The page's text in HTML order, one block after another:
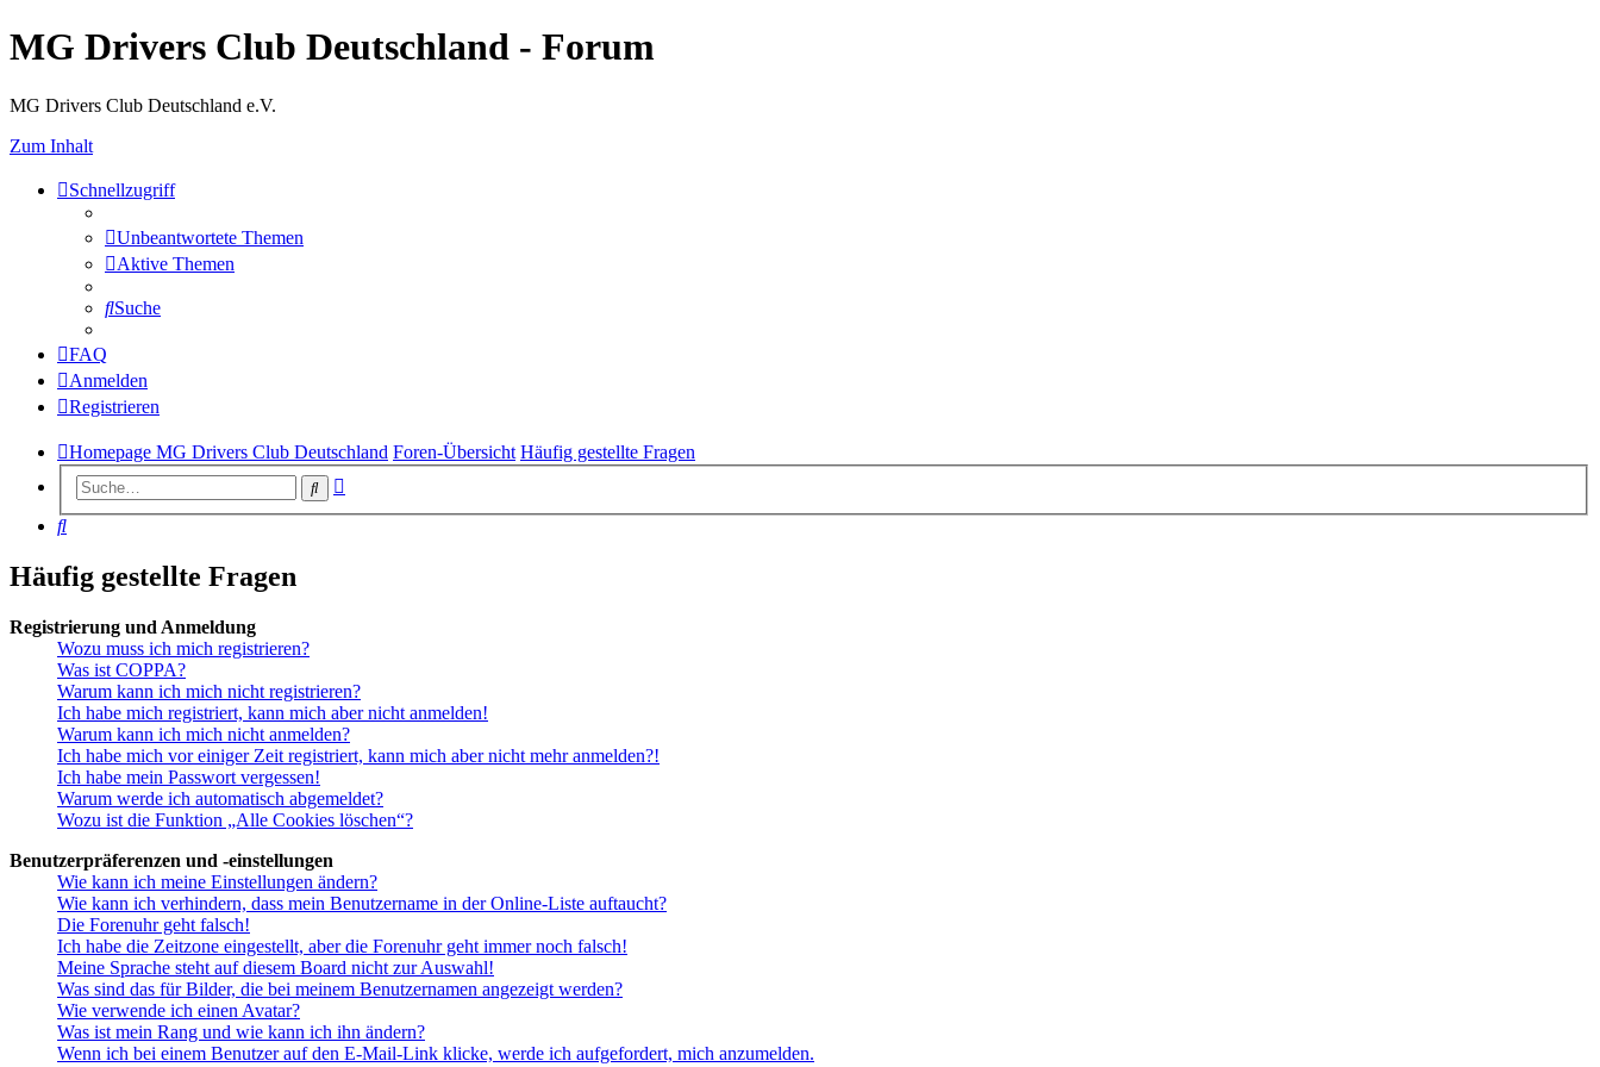
MG Drivers Club Deutschland - Forum
MG Drivers Club Deutschland e.V.
Zum Inhalt
Schnellzugriff
Unbeantwortete Themen
Aktive Themen
Suche
FAQ
Anmelden
Registrieren
Homepage MG Drivers Club Deutschland Foren-Übersicht Häufig gestellte Fragen
Suche
Suche
Häufig gestellte Fragen
Registrierung und Anmeldung
Wozu muss ich mich registrieren?
Was ist COPPA?
Warum kann ich mich nicht registrieren?
Ich habe mich registriert, kann mich aber nicht anmelden!
Warum kann ich mich nicht anmelden?
Ich habe mich vor einiger Zeit registriert, kann mich aber nicht mehr anmelden?!
Ich habe mein Passwort vergessen!
Warum werde ich automatisch abgemeldet?
Wozu ist die Funktion „Alle Cookies löschen“?
Benutzerpräferenzen und -einstellungen
Wie kann ich meine Einstellungen ändern?
Wie kann ich verhindern, dass mein Benutzername in der Online-Liste auftaucht?
Die Forenuhr geht falsch!
Ich habe die Zeitzone eingestellt, aber die Forenuhr geht immer noch falsch!
Meine Sprache steht auf diesem Board nicht zur Auswahl!
Was sind das für Bilder, die bei meinem Benutzernamen angezeigt werden?
Wie verwende ich einen Avatar?
Was ist mein Rang und wie kann ich ihn ändern?
Wenn ich bei einem Benutzer auf den E-Mail-Link klicke, werde ich aufgefordert, mich anzumelden.